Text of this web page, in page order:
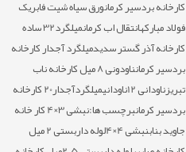
کارخانه بردسیر کرمانورق سیاه شیت فابریک
فولاد مبارکهانتقال اب کرمان
میلگرد32 ساده
کارخانه آذر گستر سدیدمیلگرد آجدار کارخانه
بردسیر کرمان
ناودونی 8 میل کارخانه ناب
تبریزناودانی 12 ناودانی
میلگردآجدار20 کارخانه
بردسیر کرمانبرچسب ها:
نبشی 3×4 کار خانه
جاوید بنابنبشی 4×4
لوله داربستی 2 میل